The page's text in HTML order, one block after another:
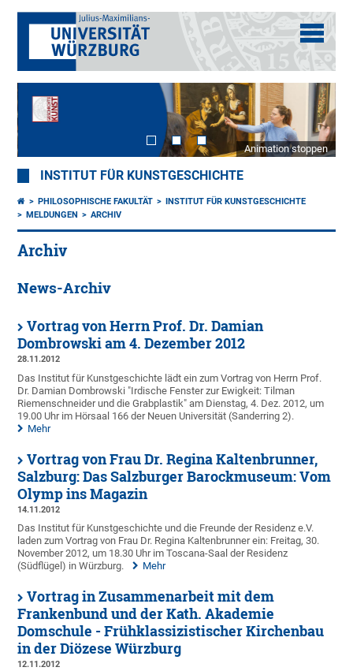
Animation stoppen
INSTITUT FÜR KUNSTGESCHICHTE
PHILOSOPHISCHE FAKULTÄT
INSTITUT FÜR KUNSTGESCHICHTE
MELDUNGEN
ARCHIV
Archiv
News-Archiv
Vortrag von Herrn Prof. Dr. Damian
Dombrowski am 4. Dezember 2012
28.11.2012
Das Institut für Kunstgeschichte lädt ein zum Vortrag von Herrn Prof.
Dr. Damian Dombrowski "Irdische Fenster zur Ewigkeit: Tilman
Riemenschneider und die Grabplastik" am Dienstag, 4. Dez. 2012, um
19.00 Uhr im Hörsaal 166 der Neuen Universität (Sanderring 2).
Mehr
Vortrag von Frau Dr. Regina Kaltenbrunner,
Salzburg: Das Salzburger Barockmuseum: Vom
Olymp ins Magazin
14.11.2012
Das Institut für Kunstgeschichte und die Freunde der Residenz e.V.
laden zum Vortrag von Frau Dr. Regina Kaltenbrunner ein: Freitag, 30.
November 2012, um 18.30 Uhr im Toscana-Saal der Residenz
(Südflügel) in Würzburg.
Mehr
Vortrag in Zusammenarbeit mit dem
Frankenbund und der Kath. Akademie
Domschule - Frühklassizistischer Kirchenbau
in der Diözese Würzburg
12.11.2012